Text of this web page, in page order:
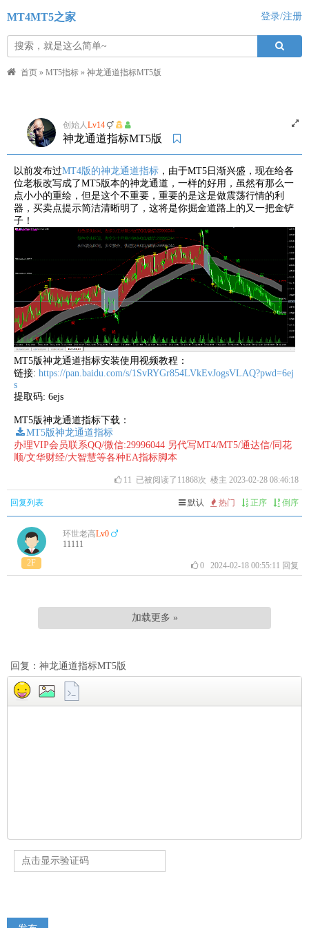
MT4MT5之家 登录/注册
首页 » MT5指标 » 神龙通道指标MT5版
创始人Lv14
神龙通道指标MT5版
以前发布过MT4版的神龙通道指标 ，由于MT5日渐兴盛，现在给各
位老板改写成了MT5版本的神龙通道，一样的好用，虽然有那么一
点小小的重绘，但是这个不重要，重要的是这是做震荡行情的利
器，买卖点提示简洁清晰明了，这将是你掘金道路上的又一把金铲
子！
MT5版神龙通道指标安装使用视频教程：
链接: https://pan.baidu.com/s/1SvRYGr854LVkEvJogsVLAQ?pwd=6ej
s
提取码: 6ejs
MT5版神龙通道指标下载：
MT5版神龙通道指标
办理VIP会员联系QQ/微信:29996044 另代写MT4/MT5/通达信/同花
顺/文华财经/大智慧等各种EA指标脚本
11 已被阅读了11868次 楼主 2023-02-28 08:46:18
回复列表 默认 热门 正序 倒序
2F
环世老高Lv0
11111
02024-02-18 00:55:11 回复
加载更多 »
回复：神龙通道指标MT5版